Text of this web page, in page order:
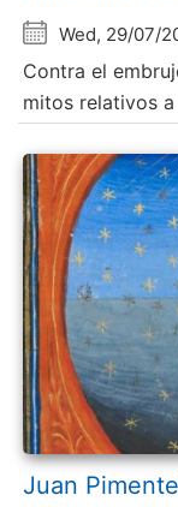
Wed, 29/07/
Contra el
mitos relativos
Juan